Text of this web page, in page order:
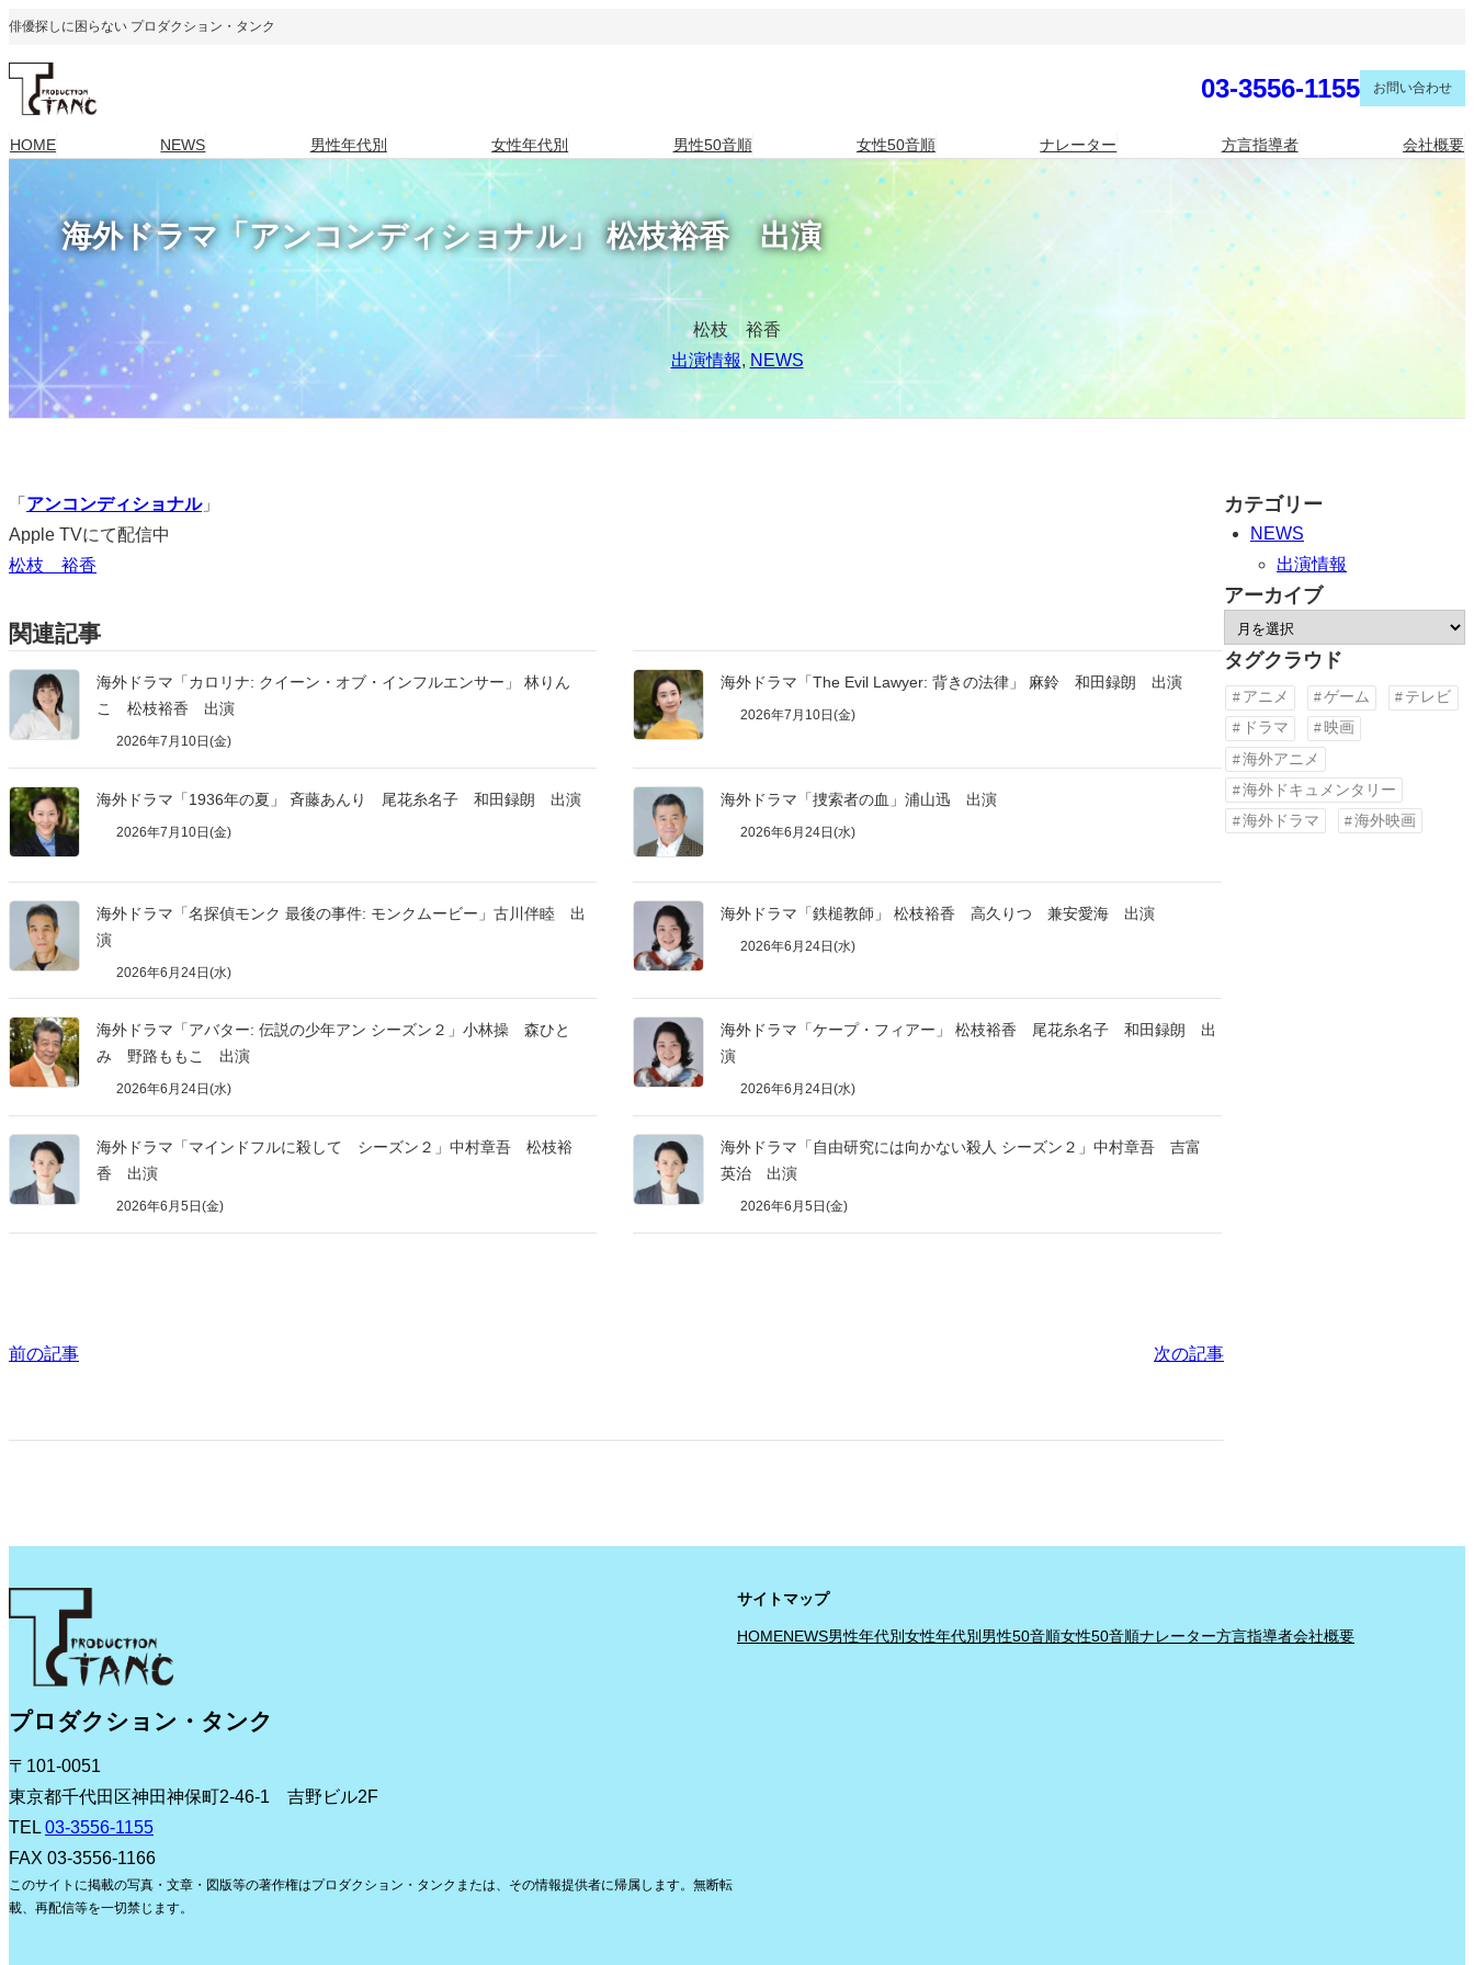
内
を
ス
キ
俳優探しに困らない プロダクション・タンク
03-3556-1155 お問い合わせ
HOME NEWS 男性年代別 女性年代別 男性50音順 女性50音順 ナレーター 方言指導者 会社概要
海外ドラマ「アンコンディショナル」 松枝裕香 出演
松枝 裕香
出演情報, NEWS
「 アンコンディショナル」
Apple TVにて配信中
松枝 裕香
関連記事
海外ドラマ「カロリナ: クイーン・オブ・インフルエンサー」 林りん
こ 松枝裕香 出演
2026年7月10日(金)
海外ドラマ「The Evil Lawyer: 背きの法律」 麻鈴 和田録朗 出演
2026年7月10日(金)
海外ドラマ「1936年の夏」 斉藤あんり 尾花糸名子 和田録朗 出演
2026年7月10日(金)
海外ドラマ「捜索者の血」浦山迅 出演
2026年6月24日(水)
海外ドラマ「名探偵モンク 最後の事件: モンクムービー」古川伴睦 出
演
2026年6月24日(水)
海外ドラマ「鉄槌教師」 松枝裕香 高久りつ 兼安愛海 出演
2026年6月24日(水)
海外ドラマ「アバター: 伝説の少年アン シーズン２」小林操 森ひと
み 野路ももこ 出演
2026年6月24日(水)
海外ドラマ「ケープ・フィアー」 松枝裕香 尾花糸名子 和田録朗 出
演
2026年6月24日(水)
海外ドラマ「マインドフルに殺して シーズン２」中村章吾 松枝裕
香 出演
2026年6月5日(金)
海外ドラマ「自由研究には向かない殺人 シーズン２」中村章吾 吉富
英治 出演
2026年6月5日(金)
前の記事 次の記事
カテゴリー
NEWS
出演情報
アーカイブ
ー
カ
イ
ブ
タグクラウド
アニメ ゲーム
テレビ
ドラマ
映画
海外アニメ
海外ドキュメンタリー
海外ドラマ
海外映画
プロダクション・タンク
〒101-0051
東京都千代田区神田神保町2-46-1 吉野ビル2F
TEL 03-3556-1155
FAX 03-3556-1166
このサイトに掲載の写真・文章・図版等の著作権はプロダクション・タンクまたは、その情報提供者に帰属します。無断転
載、再配信等を一切禁じます。
サイトマップ
HOMENEWS男性年代別女性年代別 男性50音順女性50音順ナレーター方言指導者会社概要